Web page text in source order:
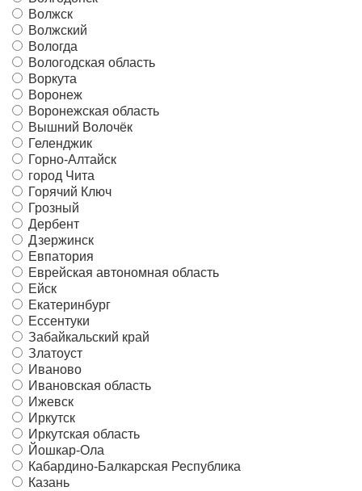
Волжск
Волжский
Вологда
Вологодская область
Воркута
Воронеж
Воронежская область
Вышний Волочёк
Геленджик
Горно-Алтайск
город Чита
Горячий Ключ
Грозный
Дербент
Дзержинск
Евпатория
Еврейская автономная область
Ейск
Екатеринбург
Ессентуки
Забайкальский край
Златоуст
Иваново
Ивановская область
Ижевск
Иркутск
Иркутская область
Йошкар-Ола
Кабардино-Балкарская Республика
Казань